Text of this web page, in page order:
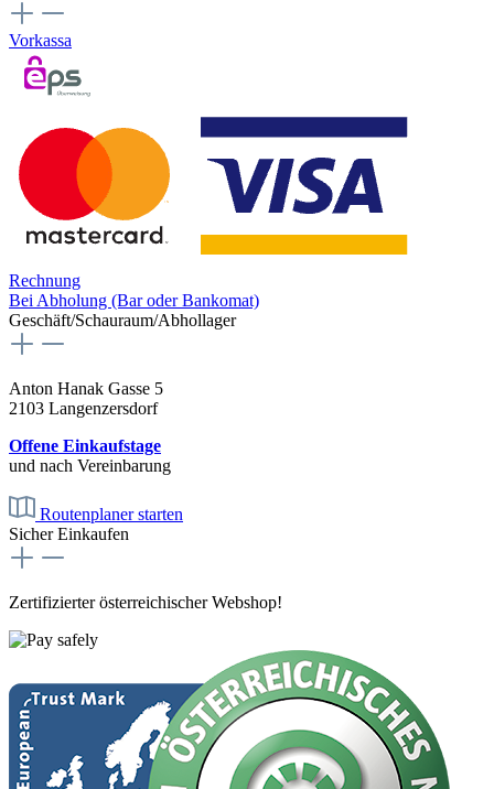
Vorkassa
Rechnung
Bei Abholung (Bar oder Bankomat)
Geschäft/Schauraum/Abhollager
Anton Hanak Gasse 5
2103 Langenzersdorf
Offene Einkaufstage
und nach Vereinbarung
Routenplaner starten
Sicher Einkaufen
Zertifizierter österreichischer Webshop!